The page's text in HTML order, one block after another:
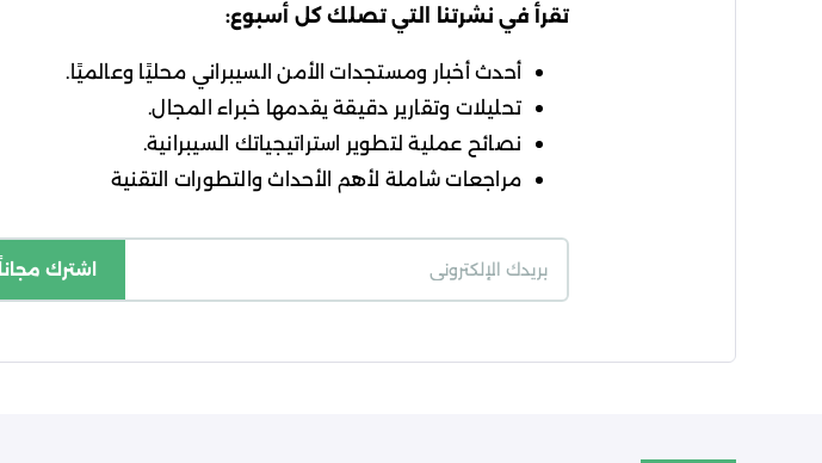
تقرأ في نشرتنا التي تصلك كل أسبوع:
أحدث أخبار ومستجدات الأمن السيبراني محليًا وعالميًا.
تحليلات وتقارير دقيقة يقدمها خبراء المجال.
نصائح عملية لتطوير استراتيجياتك السيبرانية.
مراجعات شاملة لأهم الأحداث والتطورات التقنية
اشترك مجاناً